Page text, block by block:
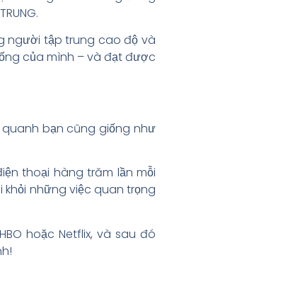
người tập trung cao độ và
của mình – và đạt được
bạn cũng giống như
thoại hàng trăm lần mỗi
những việc quan trọng
hoặc Netflix, và sau đó